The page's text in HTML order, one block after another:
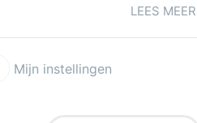
dat 705 Speciaallijm is
elke tegelzetter in zijn
‘je kunt er vrijwel elke
LEES MEER
Mijn instellingen